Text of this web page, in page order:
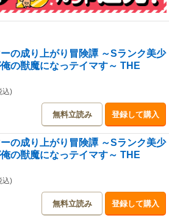
ドアドバンス 2021年5月号～7月号、9月
ています。
の成り上がり冒険譚 ～Sランク美少
の獣魔になっテイマす～ THE
込)
無料立読み 登録して購入
の成り上がり冒険譚 ～Sランク美少
の獣魔になっテイマす～ THE
込)
無料立読み 登録して購入